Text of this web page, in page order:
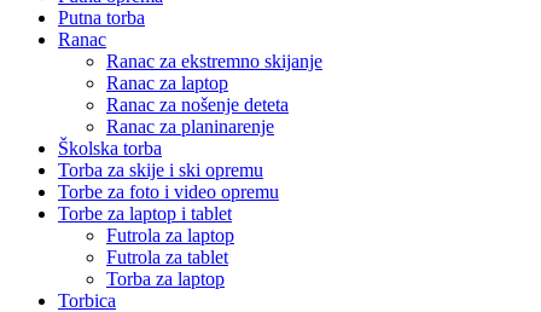
Putna torba
Ranac
Ranac za ekstremno skijanje
Ranac za laptop
Ranac za nošenje deteta
Ranac za planinarenje
Školska torba
Torba za skije i ski opremu
Torbe za foto i video opremu
Torbe za laptop i tablet
Futrola za laptop
Futrola za tablet
Torba za laptop
Torbica